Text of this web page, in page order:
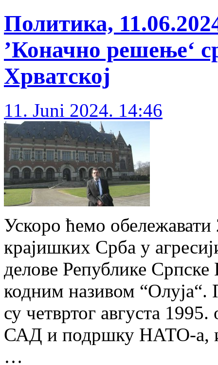
Политика,
’Коначно решење‘
Хрватској
11. Juni 2024. 14:46
Ускоро ћемо
крајишких Срба у
делове Републике
кодним називом
су четвртог августа
САД и подршку НАТО-а, и
…